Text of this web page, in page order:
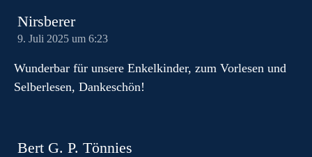
Nirsberer
9. Juli 2025 um 6:23
Wunderbar für unsere Enkelkinder, zum Vorlesen und
Selberlesen, Dankeschön!
Bert G. P. Tönnies